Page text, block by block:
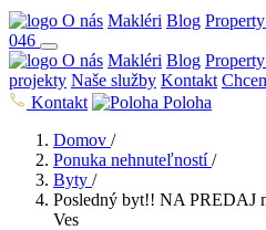
O nás Makléri Blog
046
O nás Makléri Blog
projekty Naše služby Kontakt
Kontakt
Poloha
Domov /
Ponuka nehnuteľností /
Byty /
Posledný byt!! NA PREDAJ
Ves